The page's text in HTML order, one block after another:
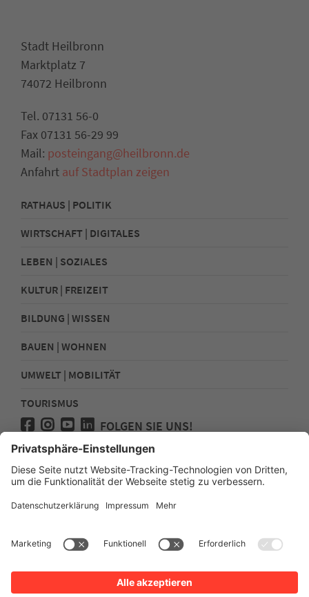
Stadt Heilbronn
Marktplatz 7
74072 Heilbronn
Tel. 07131 56-0
Fax 07131 56-29 99
Mail: posteingang@heilbronn.de
Anfahrt auf Stadtplan zeigen
RATHAUS | POLITIK
WIRTSCHAFT | DIGITALES
LEBEN | SOZIALES
KULTUR | FREIZEIT
BILDUNG | WISSEN
BAUEN | WOHNEN
UMWELT | MOBILITÄT
TOURISMUS
FOLGEN SIE UNS!
Presse
Kontakt
Impressum
Sitemap